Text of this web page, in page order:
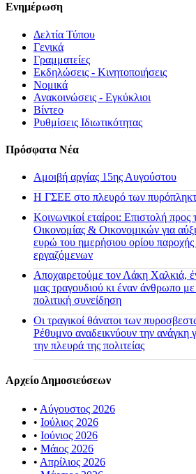
Ενημέρωση
Δελτία Τύπου
Γενικά
Γραμματείες
Εκδηλώσεις - Κινητοποιήσεις
Νομικά
Ανακοινώσεις - Εγκύκλιοι
Βίντεο
Ρυθμίσεις Ιδιωτικότητας
Πρόσφατα Νέα
Αμοιβή αργίας 15ης Αυγούστου
H ΓΣΕΕ στο πλευρό των
Κοινωνικοί εταίροι: Επιστολή
Οικονομίας & Οικονομικών για
ευρώ του ημερήσιου ορίου παροχής
εργαζόμενων
Αποχαιρετούμε τον Λάκη Χαλκιά,
μας τραγουδιού κι έναν άνθρωπο με
πολιτική συνείδηση
Οι τραγικοί θάνατοι των
Ρέθυμνο αναδεικνύουν την
την πλευρά της πολιτείας
Αρχείο Δημοσιεύσεων
• Αύγουστος 2026
• Ιούλιος 2026
• Ιούνιος 2026
• Μάιος 2026
• Απρίλιος 2026